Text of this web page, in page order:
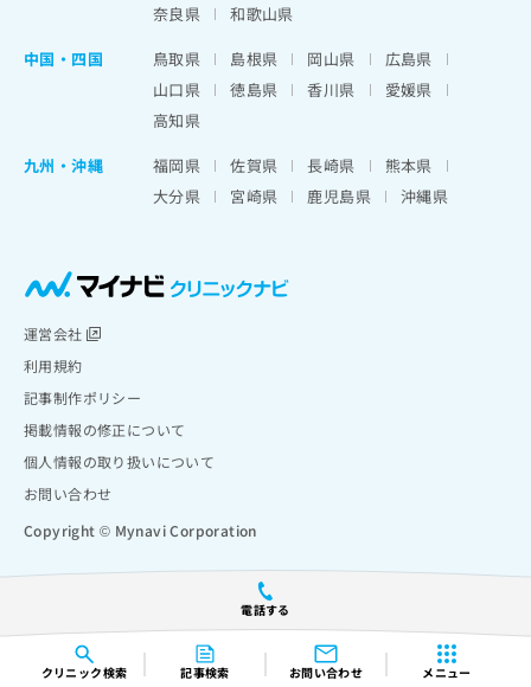
クリニック検索 記事検索 お問い合わせ メニュー
電話する
奈良県
和歌山県
中国・四国
鳥取県 島根県 岡山県
広島県
山口県
徳島県 香川県
愛媛県
高知県
九州・沖縄
福岡県 佐賀県 長崎県
熊本県
大分県
宮崎県 鹿児島県 沖縄県
運営会社
利用規約
記事制作ポリシー
掲載情報の修正について
個人情報の取り扱いについて
お問い合わせ
Copyright © Mynavi Corporation